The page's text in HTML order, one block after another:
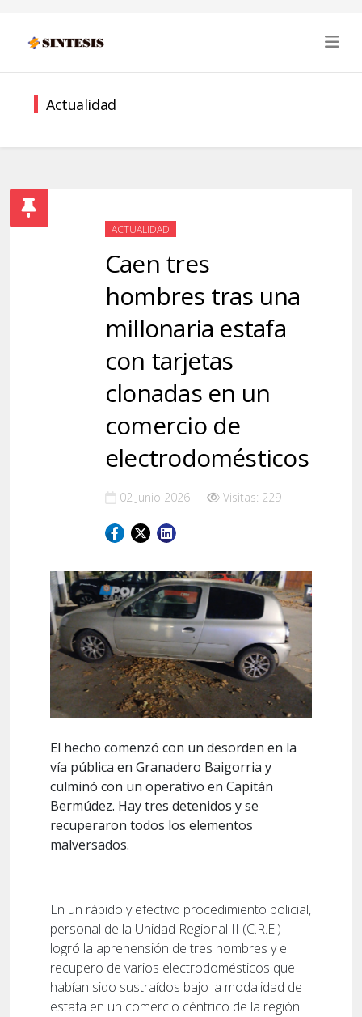
Actualidad
ACTUALIDAD
Caen tres
hombres tras una
millonaria estafa
con tarjetas
clonadas en un
comercio de
electrodomésticos
02 Junio 2026 Visitas: 229
El hecho comenzó con un desorden en la
vía pública en Granadero Baigorria y
culminó con un operativo en Capitán
Bermúdez. Hay tres detenidos y se
recuperaron todos los elementos
malversados.
En un rápido y efectivo procedimiento policial,
personal de la Unidad Regional II (C.R.E.)
logró la aprehensión de tres hombres y el
recupero de varios electrodomésticos que
habían sido sustraídos bajo la modalidad de
estafa en un comercio céntrico de la región.